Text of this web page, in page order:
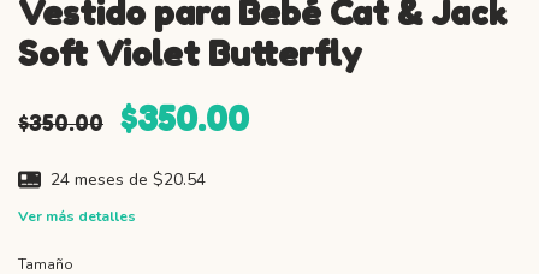
Vestido para Bebé Cat & Jack
Soft Violet Butterfly
$350.00 $350.00
24 meses de $20.54
Ver más detalles
Tamaño